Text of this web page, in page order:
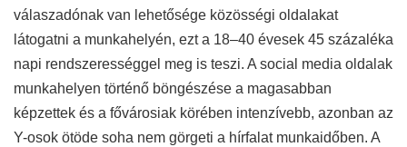
válaszadónak van lehetősége közösségi oldalakat
látogatni a munkahelyén, ezt a 18–40 évesek 45 százaléka
napi rendszerességgel meg is teszi. A social media oldalak
munkahelyen történő böngészése a magasabban
képzettek és a fővárosiak körében intenzívebb, azonban az
Y-osok ötöde soha nem görgeti a hírfalat munkaidőben. A